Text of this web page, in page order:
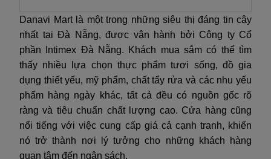
Danavi Mart là một trong những siêu thị đáng tin cậy
nhất tại Đà Nẵng, được vận hành bởi Công ty Cổ
phần Intimex Đà Nẵng. Khách mua sắm có thể tìm
thấy nhiều lựa chọn thực phẩm tươi sống, đồ gia
dụng thiết yếu, mỹ phẩm, chất tẩy rửa và các nhu yếu
phẩm hàng ngày khác, tất cả đều có nguồn gốc rõ
ràng và tiêu chuẩn chất lượng cao. Cửa hàng cũng
nổi tiếng với việc cung cấp giá cả cạnh tranh, khiến
nó trở thành nơi lý tưởng cho những khách hàng
quan tâm đến ngân sách.